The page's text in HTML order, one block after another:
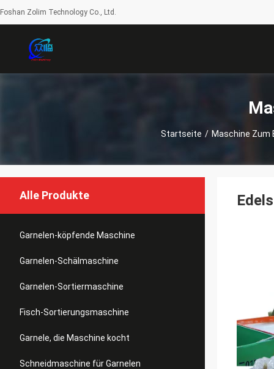
Foshan Zolim Technology Co., Ltd.
Startseite / Maschine Zum
Alle Produkte
Garnelen-köpfende Maschine
Garnelen-Schälmaschine
Garnelen-Sortiermaschine
Fisch-Sortierungsmaschine
Garnele, die Maschine kocht
Schneidmaschine für Garnelen